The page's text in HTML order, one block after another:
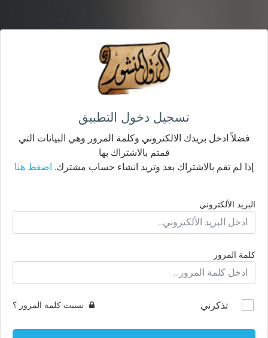
تسجيل دخول التطبيق
فضلاً ادخل بريدك الالكتروني وكلمة المرور وهي البيانات التي
قمتم بالاشتراك بها
إذا لم تقم بالاشتراك بعد وتريد انشاء حساب مشترك. اضغط هنا
البريد الألكتروني
كلمة المرور
تذكرني نسيت كلمة المرور ؟